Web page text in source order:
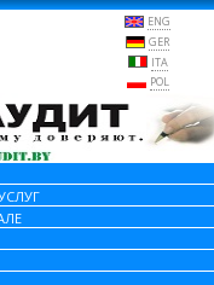
ENG
GER
ITA
POL